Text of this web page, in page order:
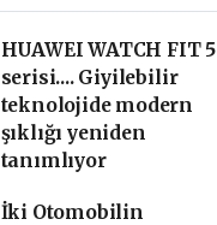
HUAWEI WATCH FIT 5
serisi.... Giyilebilir
teknolojide modern
şıklığı yeniden
tanımlıyor
İki Otomobilin